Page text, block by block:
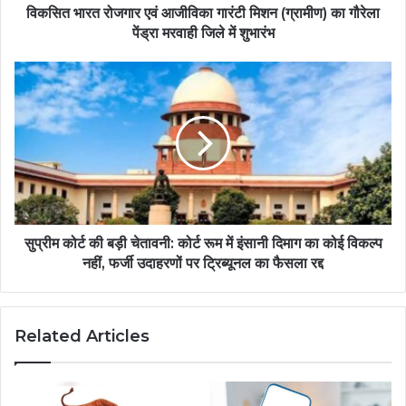
विकसित भारत रोजगार एवं आजीविका गारंटी मिशन (ग्रामीण) का गौरेला
पेंड्रा मरवाही जिले में शुभारंभ
सुप्रीम कोर्ट की बड़ी चेतावनी: कोर्ट रूम में इंसानी दिमाग का कोई विकल्प
नहीं, फर्जी उदाहरणों पर ट्रिब्यूनल का फैसला रद्द
Related Articles